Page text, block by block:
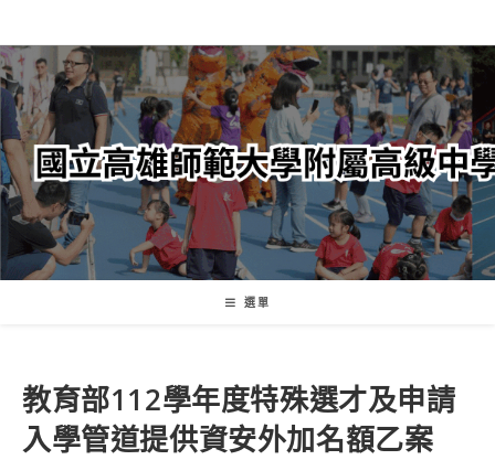
轉
至
主
內
容
選單
教育部112學年度特殊選才及申請
入學管道提供資安外加名額乙案